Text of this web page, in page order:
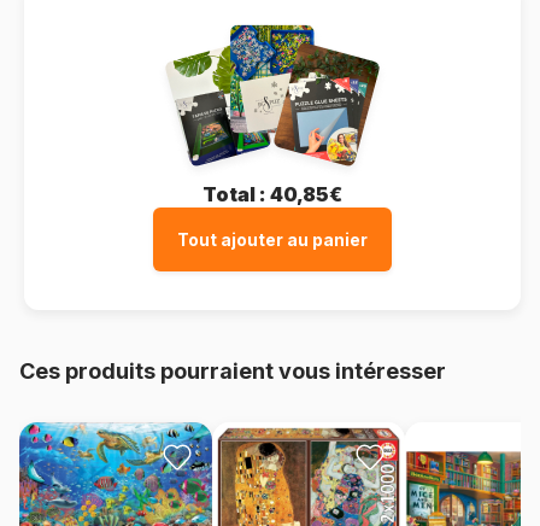
Total : 40,85€
Tout ajouter au panier
Ces produits pourraient vous intéresser